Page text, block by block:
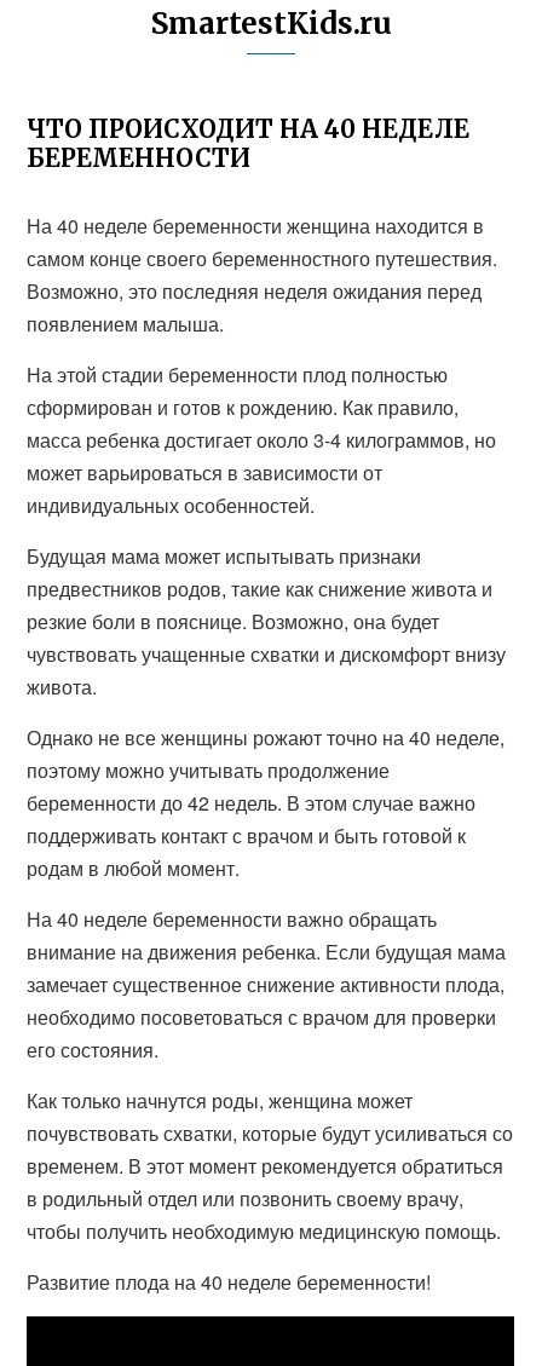
SmartestKids.ru
ЧТО ПРОИСХОДИТ НА 40 НЕДЕЛЕ
БЕРЕМЕННОСТИ
На 40 неделе беременности женщина находится в
самом конце своего беременностного путешествия.
Возможно, это последняя неделя ожидания перед
появлением малыша.
На этой стадии беременности плод полностью
сформирован и готов к рождению. Как правило,
масса ребенка достигает около 3-4 килограммов, но
может варьироваться в зависимости от
индивидуальных особенностей.
Будущая мама может испытывать признаки
предвестников родов, такие как снижение живота и
резкие боли в пояснице. Возможно, она будет
чувствовать учащенные схватки и дискомфорт внизу
живота.
Однако не все женщины рожают точно на 40 неделе,
поэтому можно учитывать продолжение
беременности до 42 недель. В этом случае важно
поддерживать контакт с врачом и быть готовой к
родам в любой момент.
На 40 неделе беременности важно обращать
внимание на движения ребенка. Если будущая мама
замечает существенное снижение активности плода,
необходимо посоветоваться с врачом для проверки
его состояния.
Как только начнутся роды, женщина может
почувствовать схватки, которые будут усиливаться со
временем. В этот момент рекомендуется обратиться
в родильный отдел или позвонить своему врачу,
чтобы получить необходимую медицинскую помощь.
Развитие плода на 40 неделе беременности!